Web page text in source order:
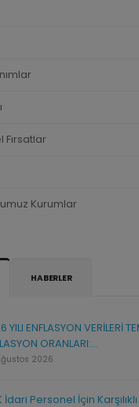
Fırsatlar
Kurumlar
HABERLER
YILI ENFLASYON VERİLERİ
ORANLARI:...
2026
İdari Personel İçin